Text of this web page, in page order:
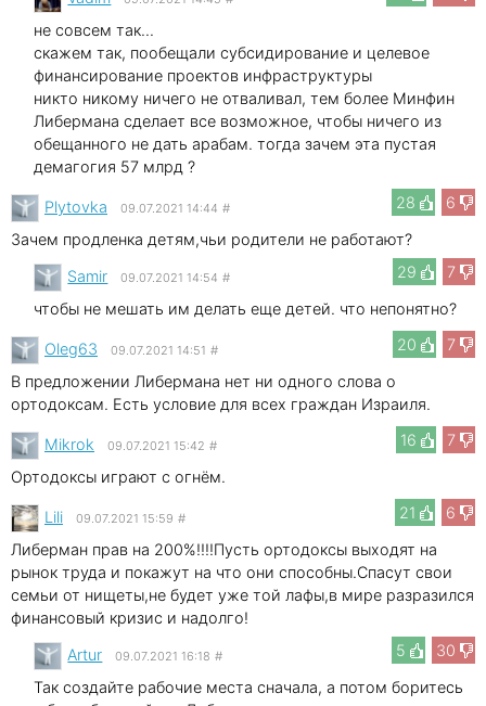
не совсем так...
скажем так, пообещали субсидирование и целевое
финансирование проектов инфраструктуры
никто никому ничего не отваливал, тем более Минфин
Либермана сделает все возможное, чтобы ничего из
обещанного не дать арабам. тогда зачем эта пустая
демагогия 57 млрд ?
28
6
Plytovka 09.07.2021 14:44 #
Зачем продленка детям,чьи родители не работают?
29
7
Samir 09.07.2021 14:54 #
чтобы не мешать им делать еще детей. что непонятно?
20
7
Oleg63 09.07.2021 14:51 #
В предложении Либермана нет ни одного слова о
ортодоксам. Есть условие для всех граждан Израиля.
16
7
Mikrok 09.07.2021 15:42 #
Ортодоксы играют с огнём.
21
6
Lili 09.07.2021 15:59 #
Либерман прав на 200%!!!!Пусть ортодоксы выходят на
рынок труда и покажут на что они способны.Спасут свои
семьи от нищеты,не будет уже той лафы,в мире разразился
финансовый кризис и надолго!
5
30
Artur 09.07.2021 16:18 #
Так создайте рабочие места сначала, а потом боритесь